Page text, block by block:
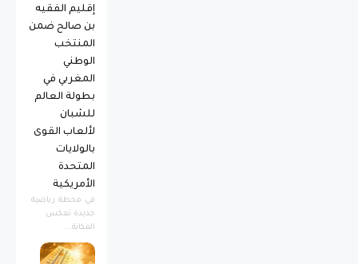
إقليم الفقيه
بن صالح ضمن
المنتخب
الوطني
المغربي في
بطولة العالم
للشبان
لألعاب القوى
بالولايات
المتحدة
الأمريكية
​في محطة رياضية
جديدة تعكس
المكانة...